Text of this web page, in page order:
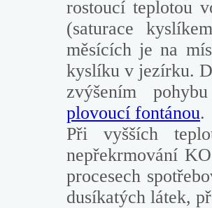
rostoucí teplotou
(saturace
měsících je na
kyslíku v jezírku.
zvýšením
plovoucí fontánou.
Při vyšších
nepřekrmování
procesech
dusíkatých látek,